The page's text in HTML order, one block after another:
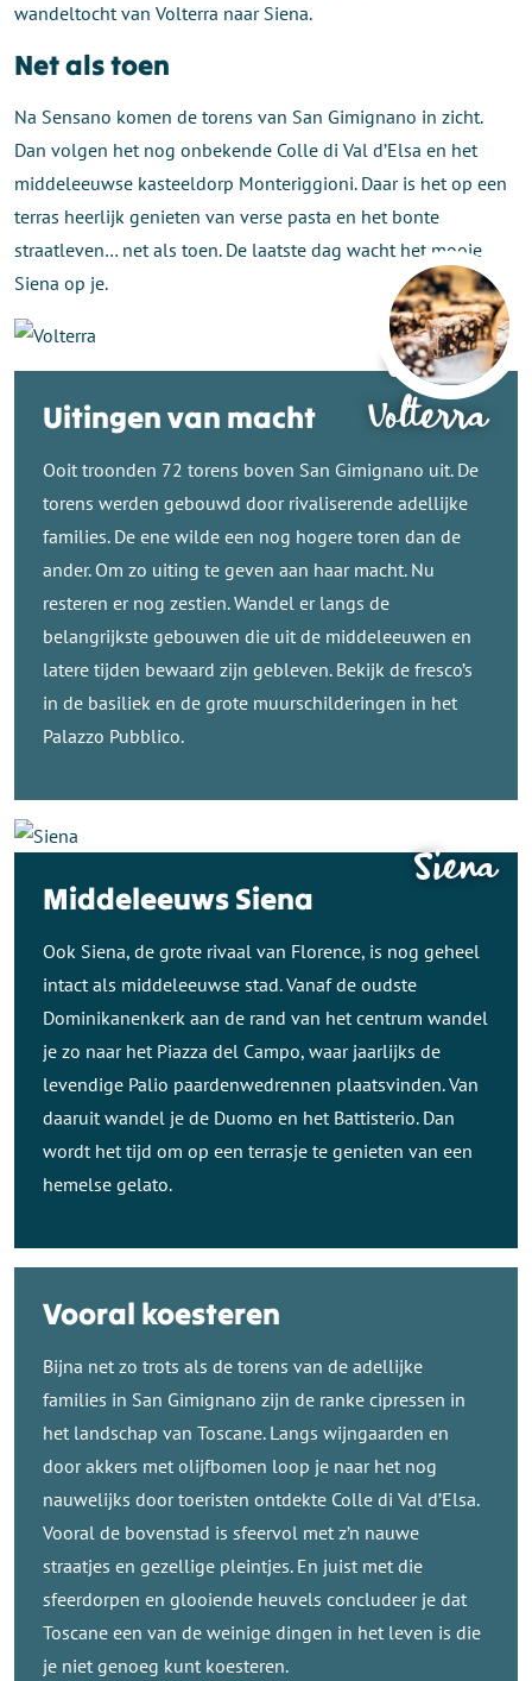
wandeltocht van Volterra naar Siena.
Net als toen
Na Sensano komen de torens van San Gimignano in zicht.
Dan volgen het nog onbekende Colle di Val d’Elsa en het
middeleeuwse kasteeldorp Monteriggioni. Daar is het op een
terras heerlijk genieten van verse pasta en het bonte
straatleven… net als toen. De laatste dag wacht het mooie
Siena op je.
Verken
Volterra
Uitingen van macht
Ooit troonden 72 torens boven San Gimignano uit. De
torens werden gebouwd door rivaliserende adellijke
families. De ene wilde een nog hogere toren dan de
ander. Om zo uiting te geven aan haar macht. Nu
resteren er nog zestien. Wandel er langs de
belangrijkste gebouwen die uit de middeleeuwen en
latere tijden bewaard zijn gebleven. Bekijk de fresco’s
in de basiliek en de grote muurschilderingen in het
Palazzo Pubblico.
Middeleeuws Siena
Ook Siena, de grote rivaal van Florence, is nog geheel
intact als middeleeuwse stad. Vanaf de oudste
Dominikanenkerk aan de rand van het centrum wandel
je zo naar het Piazza del Campo, waar jaarlijks de
levendige Palio paardenwedrennen plaatsvinden. Van
daaruit wandel je de Duomo en het Battisterio. Dan
wordt het tijd om op een terrasje te genieten van een
hemelse gelato.
Siena
Vooral koesteren
Bijna net zo trots als de torens van de adellijke
families in San Gimignano zijn de ranke cipressen in
het landschap van Toscane. Langs wijngaarden en
door akkers met olijfbomen loop je naar het nog
nauwelijks door toeristen ontdekte Colle di Val d’Elsa.
Vooral de bovenstad is sfeervol met z’n nauwe
straatjes en gezellige pleintjes. En juist met die
sfeerdorpen en glooiende heuvels concludeer je dat
Toscane een van de weinige dingen in het leven is die
je niet genoeg kunt koesteren.